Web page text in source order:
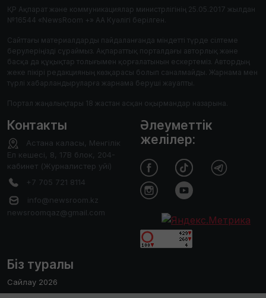
ҚР Ақпарат және коммуникациялар министрлігінің 25.05.2017 жылдан
№16544 «NewsRoom +» АА Куәлігі берілген.
Сайттағы материалдарды пайдаланғанда міндетті түрде сілтеме
берулеріңізді сұраймыз. Ақпараттық порталдағы авторлық және
басқа да құқықтар толығымен қорғалатынын ескертеміз. Автордың
жеке пікірі редакцияның көзқарасы болып саналмайды. Жарнама мен
түрлі хабарландыруларға жарнама беруші жауапты.
Портал жаңалықтары 18 жастан асқан оқырмандар назарына.
Контакты
Астана каласы, Менгілік
Ел кешесі, 8, 17В блок, 204-
кабинет (Журналистер уйі)
+7 705 721 8114
info@newsroom.kz
newsroomqaz@gmail.com
Біз туралы
Сайлау 2026
Әлеуметтік
желілер: